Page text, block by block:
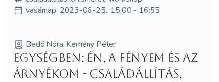
vasárnap, 2023-06-25., 15:00 - 16:55
Bedő Nóra, Kemény Péter
Egységben: Én, a Fényem és az
Árnyékom - Családállítás,